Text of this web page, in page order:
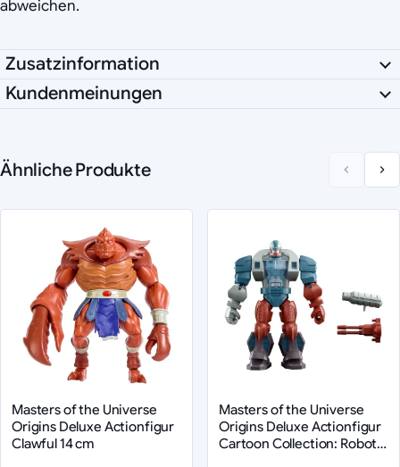
abweichen.
Zusatzinformation
Kundenmeinungen
Ähnliche Produkte
Masters of the Universe
Origins Deluxe Actionfigur
Clawful 14 cm
Masters of the Universe
Origins Deluxe Actionfigur
Cartoon Collection: Roboto